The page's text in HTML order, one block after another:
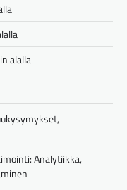
alalla
Analytiikka,